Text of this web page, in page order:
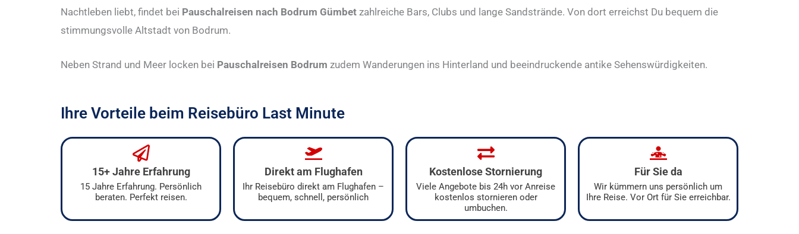
Nachtleben liebt, findet bei Pauschalreisen nach Bodrum Gümbet zahlreiche Bars, Clubs und lange Sandstrände. Von dort erreichst Du bequem die
stimmungsvolle Altstadt von Bodrum.
Neben Strand und Meer locken bei Pauschalreisen Bodrum zudem Wanderungen ins Hinterland und beeindruckende antike Sehenswürdigkeiten.
Ihre Vorteile beim Reisebüro Last Minute
15+ Jahre Erfahrung
15 Jahre Erfahrung. Persönlich
beraten. Perfekt reisen.
Direkt am Flughafen
Ihr Reisebüro direkt am Flughafen –
bequem, schnell, persönlich
Kostenlose Stornierung
Viele Angebote bis 24h vor Anreise
kostenlos stornieren oder
umbuchen.
Für Sie da
Wir kümmern uns persönlich um
Ihre Reise. Vor Ort für Sie erreichbar.